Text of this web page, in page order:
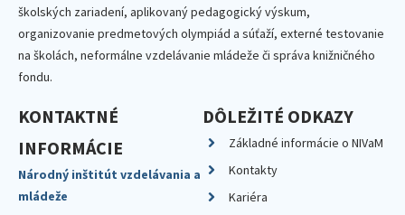
školských zariadení, aplikovaný pedagogický výskum,
organizovanie predmetových olympiád a súťaží, externé testovanie
na školách, neformálne vzdelávanie mládeže či správa knižničného
fondu.
KONTAKTNÉ
INFORMÁCIE
Národný inštitút vzdelávania a
mládeže
DÔLEŽITÉ ODKAZY
Základné informácie o NIVaM
Kontakty
Kariéra